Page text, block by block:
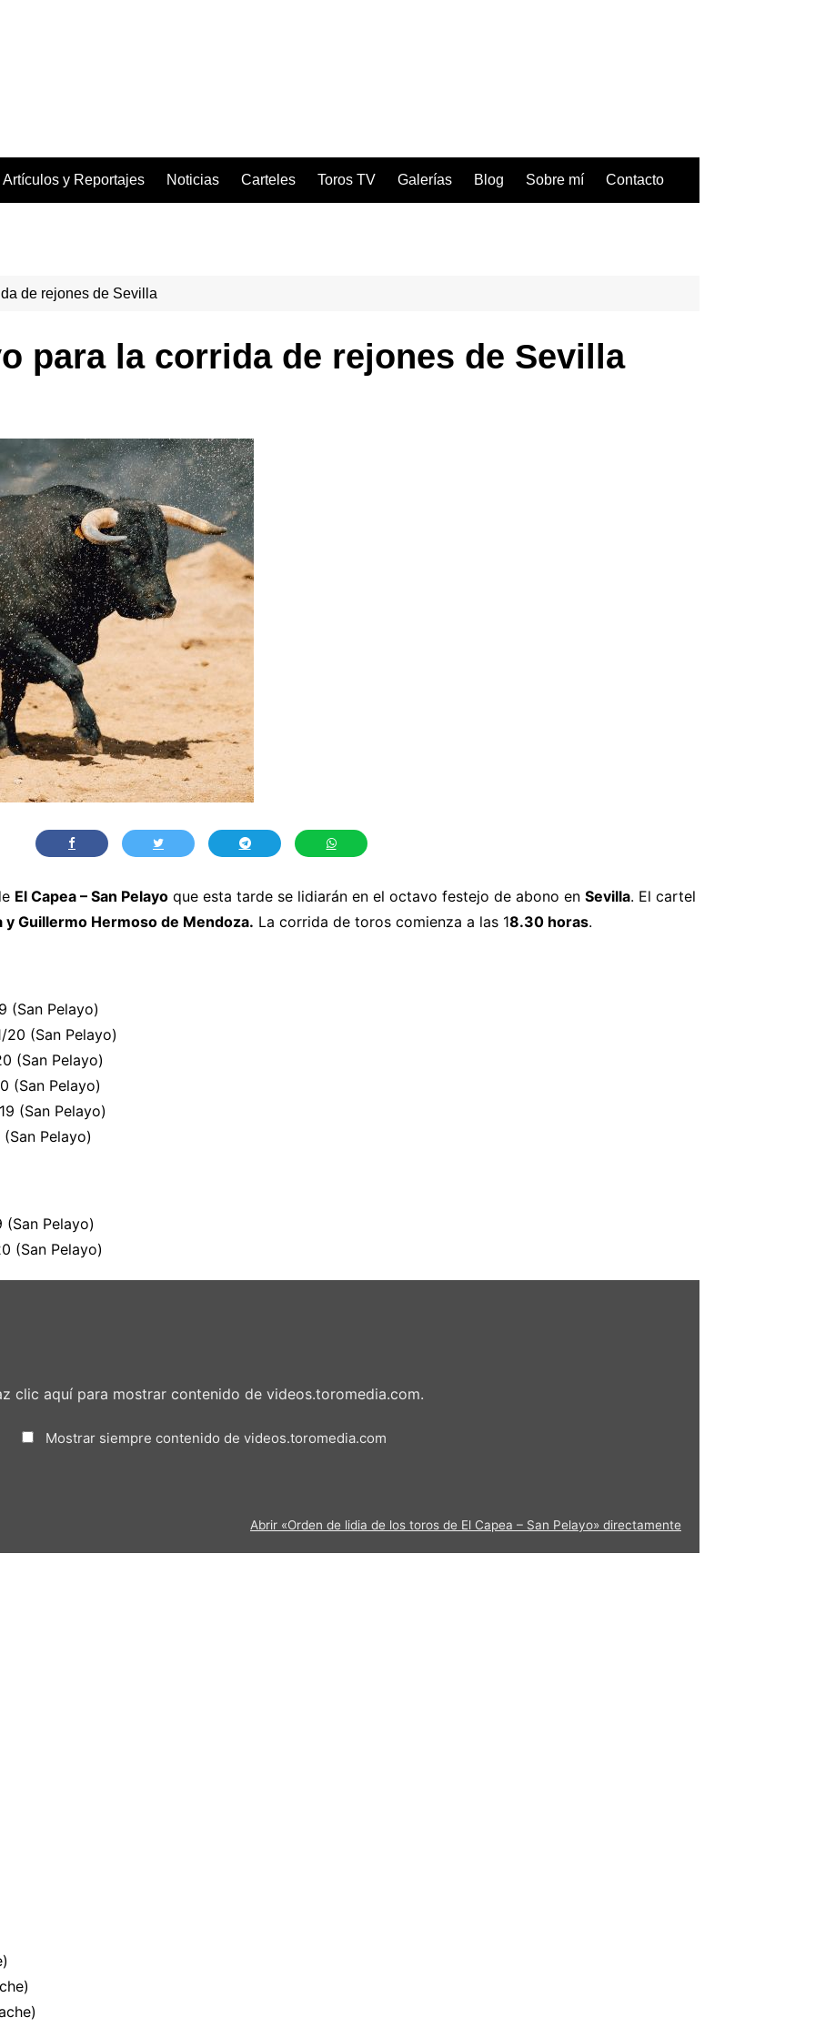
Artículos y Reportajes Noticias Carteles Toros TV Galerías Blog Sobre mí Contacto
de rejones de Sevilla
para la corrida de rejones de Sevilla
El Capea – San Pelayo que esta tarde se lidiarán en el octavo festejo de abono en Sevilla. El cartel
y Guillermo Hermoso de Mendoza. La corrida de toros comienza a las 18.30 horas.
(San Pelayo)
20 (San Pelayo)
(San Pelayo)
(San Pelayo)
(San Pelayo)
Pelayo)
(San Pelayo)
(San Pelayo)
clic aquí para mostrar contenido de videos.toromedia.com.
Mostrar siempre contenido de videos.toromedia.com
Abrir «Orden de lidia de los toros de El Capea – San Pelayo» directamente